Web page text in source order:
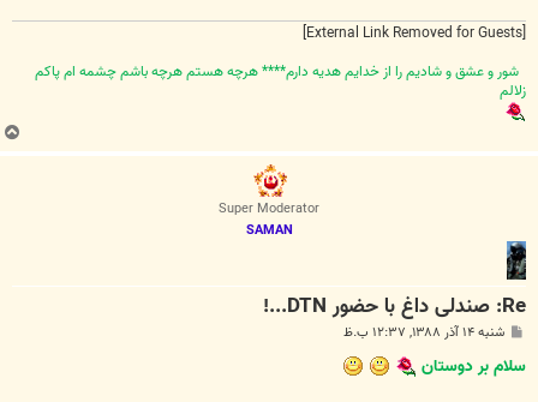
شور و عشق و شاديم را از خدايم هديه دارم**** هرچه هستم هرچه باشم چشمه ام پاکم
زلالم
ب
ا
Super Moderator
SAMAN
Re: صندلی داغ با حضور DTN...!
پ
ت
شنبه ۱۴ آذر ۱۳۸۸, ۱۲:۳۷ ب.ظ
سلام بر دوستان